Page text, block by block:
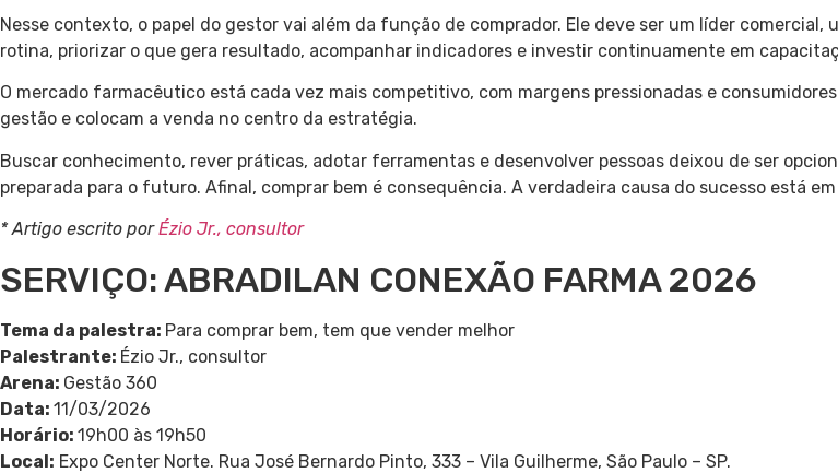
Nesse contexto, o papel do gestor vai além da função de comprador. Ele deve ser um líder
rotina, priorizar o que gera resultado, acompanhar indicadores e investir continuamente em
O mercado farmacêutico está cada vez mais competitivo, com margens pressionadas e
gestão e colocam a venda no centro da estratégia.
Buscar conhecimento, rever práticas, adotar ferramentas e desenvolver pessoas deixou de ser
preparada para o futuro. Afinal, comprar bem é consequência. A verdadeira causa do sucesso está
* Artigo escrito porÉzio Jr., consultor
SERVIÇO: ABRADILAN CONEXÃO FARMA 2026
Tema da palestra: Para comprar bem, tem que vender melhor
Palestrante: Ézio Jr., consultor
Arena: Gestão 360
Data: 11/03/2026
Horário: 19h00 às 19h50
Local: Expo Center Norte. Rua José Bernardo Pinto, 333 – Vila Guilherme, São Paulo – SP.